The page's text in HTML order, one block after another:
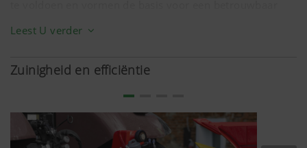
gebruik. Op grond met een hoge steenbelasting of rotsen
garanderen veilig en ononderbroken gebruik zonder
schade aan de ploeg te veroorzaken.
Leest U verder
Zuinigheid en efficiëntie